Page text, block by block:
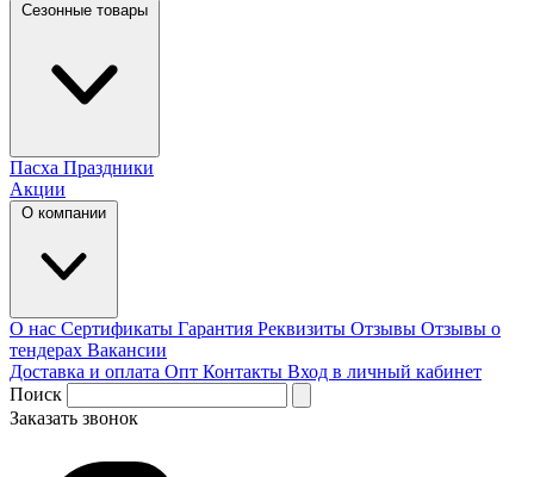
Сезонные товары
Пасха Праздники
Акции
О компании
О нас Сертификаты Гарантия Реквизиты Отзывы Отзывы о
тендерах Вакансии
Доставка и оплата Опт Контакты Вход в личный кабинет
Поиск
Заказать звонок